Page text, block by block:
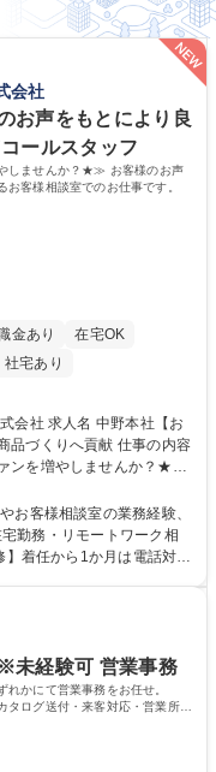
会社
お声をもとにより良
ールスタッフ
しませんか？★≫ お客様のお声
客様相談室でのお仕事です。
金あり
在宅OK
社宅あり
社【お
へ貢献 仕事の内容
ンを増やしませんか？★≫
く上で、窓口となるお客
の声に迅速かつ誠意をも
に反映しています。 【具
くりへ貢献
お客様相談室の業務経験、
勤務・リモートワーク相
ングループの広報機能を担
き上げたホスピタリティ
関連業務を行っておりま
未経験可 営業事務
れかにて営業事務をお任せ。
タログ送付・来客対応・営業所内